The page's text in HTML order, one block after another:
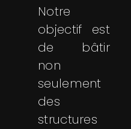
Notre
objectif est
de bâtir
non
seulement
des
structures